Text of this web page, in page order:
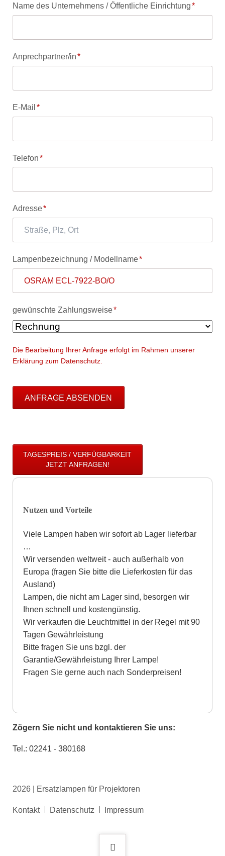
Pflichtfeld
Name des Unternehmens / Öffentliche Einrichtung*
Pflichtfeld
Anprechpartner/in*
Pflichtfeld
E-Mail*
Pflichtfeld
Telefon*
Pflichtfeld
Adresse*
Pflichtfeld
Lampenbezeichnung / Modellname*
Pflichtfeld
gewünschte Zahlungsweise*
Die Bearbeitung Ihrer Anfrage erfolgt im Rahmen unserer
Erklärung zum Datenschutz.
ANFRAGE ABSENDEN
TAGESPREIS / VERFÜGBARKEIT
JETZT ANFRAGEN!
Nutzen und Vorteile
Viele Lampen haben wir sofort ab Lager lieferbar
…
Wir versenden weltweit - auch außerhalb von
Europa (fragen Sie bitte die Lieferkosten für das
Ausland)
Lampen, die nicht am Lager sind, besorgen wir
Ihnen schnell und kostengünstig.
Wir verkaufen die Leuchtmittel in der Regel mit 90
Tagen Gewährleistung
Bitte fragen Sie uns bzgl. der
Garantie/Gewährleistung Ihrer Lampe!
Fragen Sie gerne auch nach Sonderpreisen!
Zögern Sie nicht und kontaktieren Sie uns:
Tel.: 02241 - 380168
2026 | Ersatzlampen für Projektoren
Navigation
Kontakt Datenschutz Impressum